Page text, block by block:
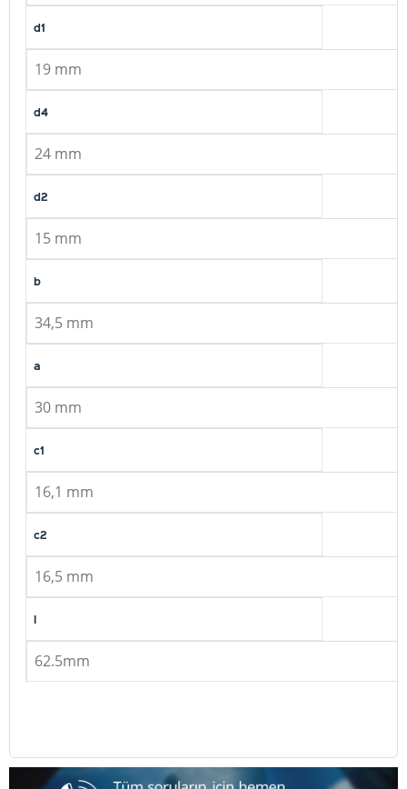
d1
19 mm
d4
24 mm
d2
15 mm
b
34,5 mm
a
30 mm
c1
16,1 mm
c2
16,5 mm
l
62.5mm